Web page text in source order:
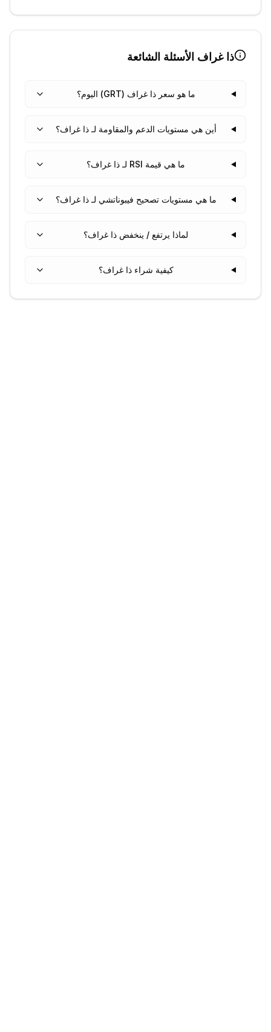
ذا غراف الأسئلة الشائعة
ما هو سعر ذا غراف (GRT) اليوم؟
أين هي مستويات الدعم والمقاومة لـ ذا غراف؟
ما هي قيمة RSI لـ ذا غراف؟
ما هي مستويات تصحيح فيبوناتشي لـ ذا غراف؟
لماذا يرتفع / ينخفض ذا غراف؟
كيفية شراء ذا غراف؟